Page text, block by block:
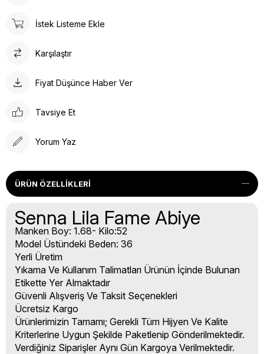
İstek Listeme Ekle
Karşılaştır
Fiyat Düşünce Haber Ver
Tavsiye Et
Yorum Yaz
ÜRÜN ÖZELLIKLERI
Senna Lila Fame Abiye
Manken Boy: 1.68- Kilo:52
Model Üstündeki Beden: 36
Yerli Üretim
Yıkama Ve Kullanım Talimatları Ürünün İçinde Bulunan
Etikette Yer Almaktadır
Güvenli Alışveriş Ve Taksit Seçenekleri
Ücretsiz Kargo
Ürünlerimizin Tamamı; Gerekli Tüm Hijyen Ve Kalite
Kriterlerine Uygun Şekilde Paketlenip Gönderilmektedir.
Verdiğiniz Siparişler Aynı Gün Kargoya Verilmektedir.